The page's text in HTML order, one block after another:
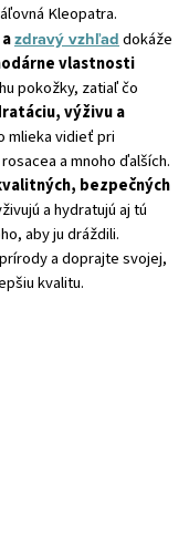
Kleopatra.
zdravý vzhľaddokáže
vlastnosti
pokožky, zatiaľ čo
výživu a
mlieka vidieť pri
a mnoho ďalších.
bezpečných
a hydratujú aj tú
aby ju dráždili.
a doprajte svojej,
kvalitu.